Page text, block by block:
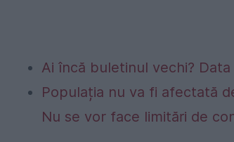
Ai încă buletinul vechi?
Populația nu va fi afectată
Nu se vor face limitări de